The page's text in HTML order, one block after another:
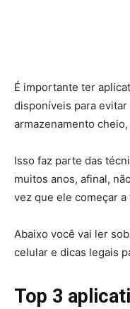
É importante ter
disponíveis para
armazenamento
Isso faz parte das
muitos anos, afinal,
vez que ele começar
Abaixo você vai ler
celular e dicas legais
Top 3